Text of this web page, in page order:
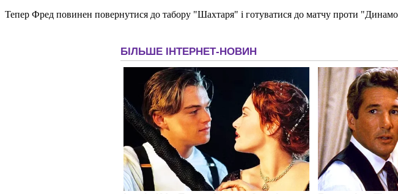
Тепер Фред повинен повернутися до табору "Шахтаря" і готуватися до матчу проти